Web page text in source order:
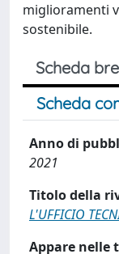
miglioramenti
sostenibile.
Scheda
Scheda
Anno di
2021
Titolo della
L'UFFICIO
Appare nelle